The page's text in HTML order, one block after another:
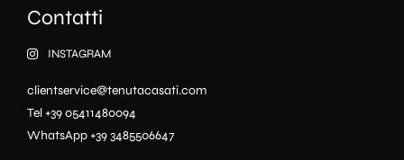
Contatti
INSTAGRAM
clientservice@tenutacasati.com
Tel +39 05411480094
WhatsApp +39 3485506647